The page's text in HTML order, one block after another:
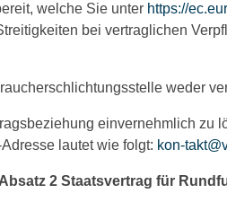
welche Sie unter https://
bei vertraglichen
weder
einvernehmlich zu
lautet wie folgt: kon-
2 Staatsvertrag für